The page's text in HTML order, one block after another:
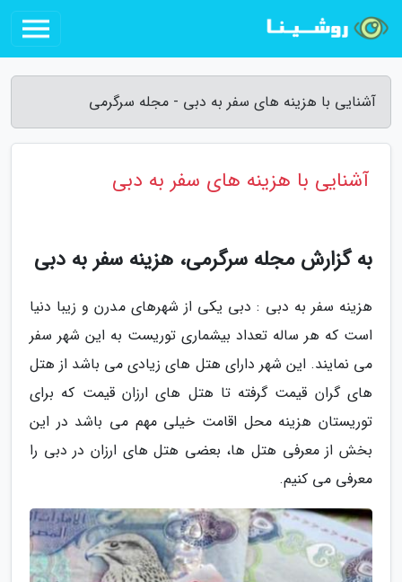
آشنایی با هزینه های سفر به دبی - مجله سرگرمی
آشنایی با هزینه های سفر به دبی
به گزارش مجله سرگرمی، هزینه سفر به دبی
هزینه سفر به دبی : دبی یکی از شهرهای مدرن و زیبا دنیا
است که هر ساله تعداد بیشماری توریست به این شهر سفر
می نمایند. این شهر دارای هتل های زیادی می باشد از هتل
های گران قیمت گرفته تا هتل های ارزان قیمت که برای
توریستان هزینه محل اقامت خیلی مهم می باشد در این
بخش از معرفی هتل ها، بعضی هتل های ارزان در دبی را
معرفی می کنیم.